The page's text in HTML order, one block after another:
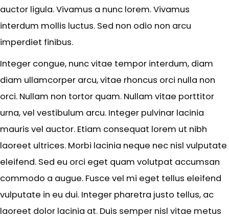
auctor ligula. Vivamus a nunc lorem. Vivamus
interdum mollis luctus. Sed non odio non arcu
imperdiet finibus.
Integer congue, nunc vitae tempor interdum, diam
diam ullamcorper arcu, vitae rhoncus orci nulla non
orci. Nullam non tortor quam. Nullam vitae porttitor
urna, vel vestibulum arcu. Integer pulvinar lacinia
mauris vel auctor. Etiam consequat lorem ut nibh
laoreet ultrices. Morbi lacinia neque nec nisl vulputate
eleifend. Sed eu orci eget quam volutpat accumsan
commodo a augue. Fusce vel mi eget tellus eleifend
vulputate in eu dui. Integer pharetra justo tellus, ac
laoreet dolor lacinia at. Duis semper nisl vitae metus